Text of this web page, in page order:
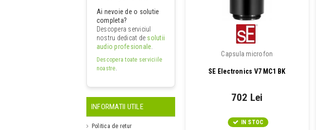
Ai nevoie de o solutie
completa?
Descopera serviciul
nostru dedicat de solutii
audio profesionale
Descopera toate serviciile
noastre.
INFORMATII UTILE
Politica de retur
Capsula microfon
SE Electronics V7 MC1 BK
702 Lei
IN STOC